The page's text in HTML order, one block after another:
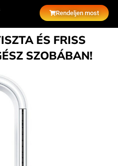
Rendeljen most
ÉS FRISS
SZOBÁBAN!